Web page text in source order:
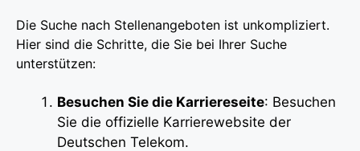
Die Suche nach Stellenangeboten ist unkompliziert.
Hier sind die Schritte, die Sie bei Ihrer Suche
unterstützen:
Besuchen Sie die Karriereseite: Besuchen
Sie die offizielle Karrierewebsite der
Deutschen Telekom.